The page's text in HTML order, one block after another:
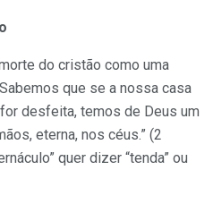
do cristão como uma
que se a nossa casa
desfeita, temos de Deus um
eterna, nos céus.” (2
quer dizer “tenda” ou